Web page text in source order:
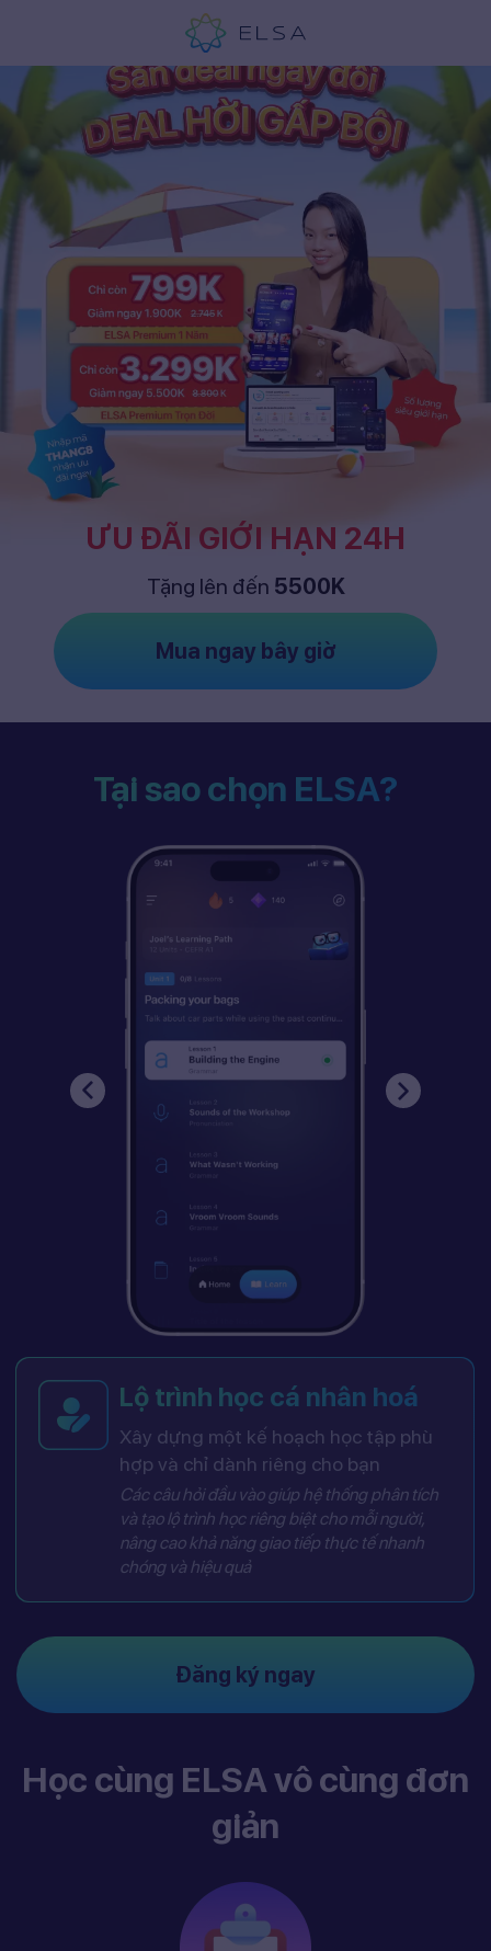
ƯU ĐÃI GIỚI HẠN 24H
Tặng lên đến 5500K
Mua ngay bây giờ
Tại sao chọn ELSA?
Lộ trình học cá nhân hoá
Xây dựng một kế hoạch học tập phù
hợp và chỉ dành riêng cho bạn
Các câu hỏi đầu vào giúp hệ thống phân tích
và tạo lộ trình học riêng biệt cho mỗi người,
nâng cao khả năng giao tiếp thực tế nhanh
chóng và hiệu quả
Đăng ký ngay
Học cùng ELSA vô cùng đơn
giản